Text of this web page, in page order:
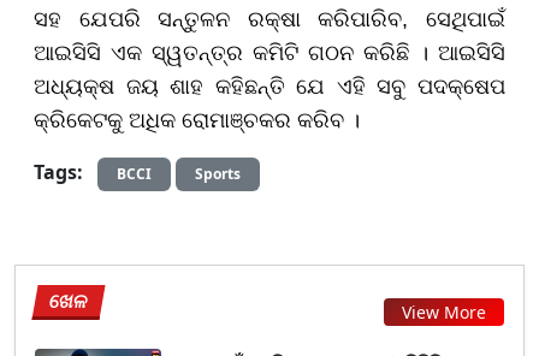
ସହ ଯେପରି ସନ୍ତୁଳନ ରକ୍ଷା କରିପାରିବ, ସେଥିପାଇଁ
ଆଇସିସି ଏକ ସ୍ୱତନ୍ତ୍ର କମିଟି ଗଠନ କରିଛି । ଆଇସିସି
ଅଧ୍ୟକ୍ଷ ଜୟ ଶାହ କହିଛନ୍ତି ଯେ ଏହି ସବୁ ପଦକ୍ଷେପ
କ୍ରିକେଟକୁ ଅଧିକ ରୋମାଞ୍ଚକର କରିବ ।
Tags: BCCI Sports
ଖେଳ View More